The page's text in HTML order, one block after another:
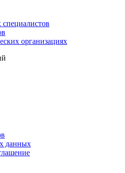
организациях
данных